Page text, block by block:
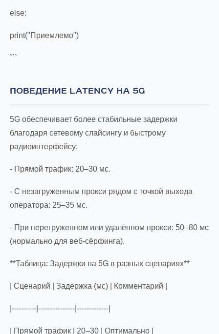
else:
print("Приемлемо")
```
ПОВЕДЕНИЕ LATENCY НА 5G
5G обеспечивает более стабильные задержки
благодаря сетевому слайсингу и быстрому
радиоинтерфейсу:
- Прямой трафик: 20–30 мс.
- С незагруженным прокси рядом с точкой выхода
оператора: 25–35 мс.
- При перегруженном или удалённом прокси: 50–80 мс
(нормально для веб-сёрфинга).
**Таблица: Задержки на 5G в разных сценариях**
| Сценарий | Задержка (мс) | Комментарий |
|----------|---------------|-------------|
| Прямой трафик | 20–30 | Оптимально |